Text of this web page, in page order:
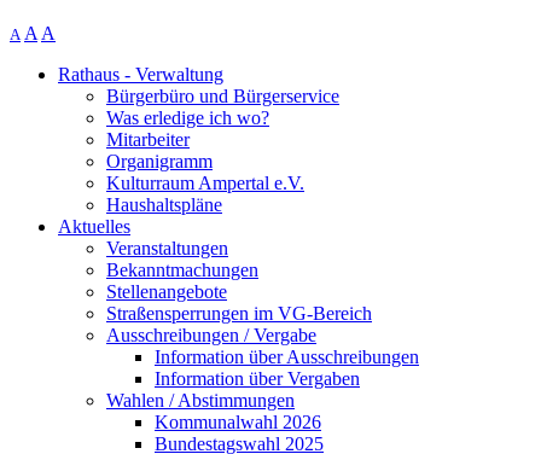
A A A
Rathaus - Verwaltung
Bürgerbüro und Bürgerservice
Was erledige ich wo?
Mitarbeiter
Organigramm
Kulturraum Ampertal e.V.
Haushaltspläne
Aktuelles
Veranstaltungen
Bekanntmachungen
Stellenangebote
Straßensperrungen im VG-Bereich
Ausschreibungen / Vergabe
Information über Ausschreibungen
Information über Vergaben
Wahlen / Abstimmungen
Kommunalwahl 2026
Bundestagswahl 2025